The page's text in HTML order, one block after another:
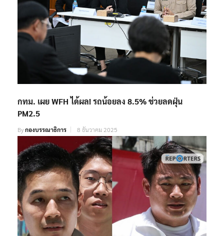
กทม. เผย WFH ได้ผล! รถน้อยลง 8.5% ช่วยลดฝุ่น
PM2.5
Byกองบรรณาธิการ 8 ธันวาคม 2025